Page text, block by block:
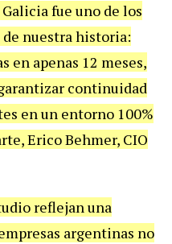
fue uno de los
de nuestra historia:
en apenas 12 meses,
continuidad
en un entorno 100%
Erico Behmer, CIO
reflejan una
argentinas no